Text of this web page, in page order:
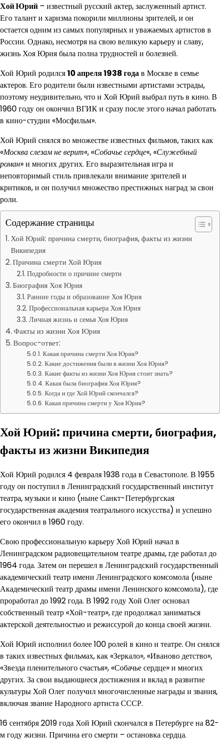
Хой Юрий – известный русский актер, заслуженный артист.
Его талант и харизма покорили миллионы зрителей, и он
остается одним из самых популярных и уважаемых артистов в
России. Однако, несмотря на свою великую карьеру и славу,
жизнь Хоя Юрия была полна трудностей и болезней.
Хой Юрий родился10 апреля 1938 годав Москве в семье
актеров. Его родители были известными артистами эстрады,
поэтому неудивительно, что и Хой Юрий выбрал путь в кино. В
1960 году он окончил ВГИК и сразу после этого начал работать
в кино-студии «Мосфильм».
Хой Юрий снялся во множестве известных фильмов, таких как
«Москва слезам не верит«, «Собачье сердце«, «Служебный
роман» и многих других. Его выразительная игра и
неповторимый стиль привлекали внимание зрителей и
критиков, и он получил множество престижных наград за свои
роли.
Содержание страницы
Хой Юрий: причина смерти, биография, факты из жизни
Википедия
Причина смерти Хой Юрия
Подробности о причине смерти
Биография Хоя Юрия
Ранние годы и образование Хоя Юрия
Профессиональная карьера Хоя Юрия
Личная жизнь и семья Хоя Юрия
Факты из жизни Хоя Юрия
Вопрос-ответ:
Какая причина смерти Хоя Юрия?
Какие достижения были в жизни Хоя Юрия?
Какие факты из жизни Хоя Юрия стоит знать?
Какая была биография Хоя Юрия?
Когда и где Хой Юрий скончался?
Какая причина смерти у Хоя Юрия?
Хой Юрий: причина смерти, биография,
факты из жизни Википедия
Хой Юрий родился 4 февраля 1938 года в Севастополе. В 1955
году он поступил в Ленинградский государственный институт
театра, музыки и кино (ныне Санкт-Петербургская
государственная академия театрального искусства) и успешно
его окончил в 1960 году.
Свою профессиональную карьеру Хой Юрий начал в
Ленинградском радиовещательном театре драмы, где работал до
1964 года. Затем он перешел в Ленинградский государственный
академический театр имени Ленинградского комсомола (ныне
Академический театр драмы имени Ленинского комсомола), где
проработал до 1992 года. В 1992 году Хой Олег основал
собственный театр «Хой-театр», где продолжал заниматься
актерской деятельностью и режиссурой до конца своей жизни.
Хой Юрий исполнил более 100 ролей в кино и театре. Он снялся
в таких известных фильмах, как «Зеркало», «Иваново детство»,
«Звезда пленительного счастья», «Собачье сердце» и многих
других. За свои выдающиеся достижения и вклад в развитие
культуры Хой Олег получил многочисленные награды и звания,
включая звание Народного артиста СССР.
16 сентября 2019 года Хой Юрий скончался в Петербурге на 82-
м году жизни. Причина его смерти – остановка сердца.